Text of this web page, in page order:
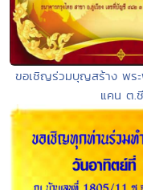
ขอเชิญร่วมบุญสร้าง พร
แคน ต.